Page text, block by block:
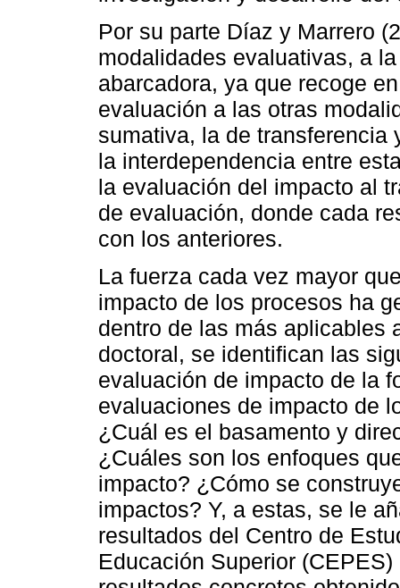
Por su parte Díaz y Marrero
modalidades evaluativas, a
abarcadora, ya que recoge
evaluación a las otras
sumativa, la de transferencia
la interdependencia entre
la evaluación del impacto al
de evaluación, donde cada
con los anteriores.
La fuerza cada vez mayor
impacto de los procesos ha
dentro de las más aplicables
doctoral, se identifican las
evaluación de impacto de la
evaluaciones de impacto de
¿Cuál es el basamento y
¿Cuáles son los enfoques
impacto? ¿Cómo se
impactos? Y, a estas, se le
resultados del Centro de
Educación Superior